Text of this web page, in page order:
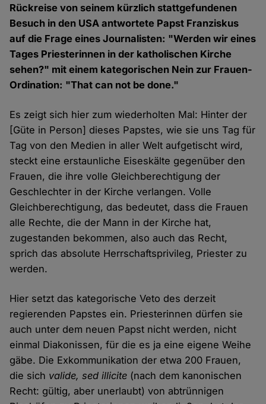
Rückreise von seinem kürzlich stattgefundenen
Besuch in den USA antwortete Papst Franziskus
auf die Frage eines Journalisten: "Werden wir eines
Tages Priesterinnen in der katholischen Kirche
sehen?" mit einem kategorischen Nein zur Frauen-
Ordination: "That can not be done."
Es zeigt sich hier zum wiederholten Mal: Hinter der
[Güte in Person] dieses Papstes, wie sie uns Tag für
Tag von den Medien in aller Welt aufgetischt wird,
steckt eine erstaunliche Eiseskälte gegenüber den
Frauen, die ihre volle Gleichberechtigung der
Geschlechter in der Kirche verlangen. Volle
Gleichberechtigung, das bedeutet, dass die Frauen
alle Rechte, die der Mann in der Kirche hat,
zugestanden bekommen, also auch das Recht,
sprich das absolute Herrschaftsprivileg, Priester zu
werden.
Hier setzt das kategorische Veto des derzeit
regierenden Papstes ein. Priesterinnen dürfen sie
auch unter dem neuen Papst nicht werden, nicht
einmal Diakonissen, für die es ja eine eigene Weihe
gäbe. Die Exkommunikation der etwa 200 Frauen,
die sich valide, sed illicite (nach dem kanonischen
Recht: gültig, aber unerlaubt) von abtrünnigen